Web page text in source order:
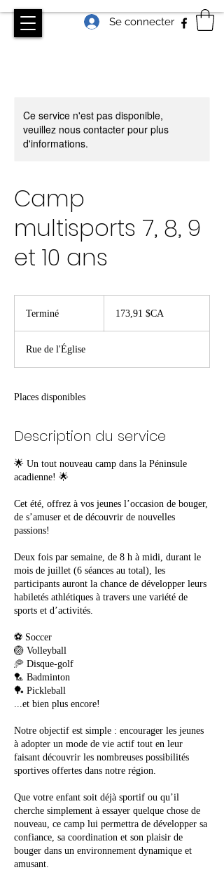
Se connecter
Ce service n'est pas disponible,
veuillez nous contacter pour plus
d'informations.
Camp
multisports 7, 8, 9
et 10 ans
Terminé
m
i
é
canadiens
173,91 $CA
Rue de l'Église
Places disponibles
Description du service
🌟 Un tout nouveau camp dans la Péninsule
acadienne! 🌟
Cet été, offrez à vos jeunes l’occasion de bouger,
de s’amuser et de découvrir de nouvelles
passions!
Deux fois par semaine, de 8 h à midi, durant le
mois de juillet (6 séances au total), les
participants auront la chance de développer leurs
habiletés athlétiques à travers une variété de
sports et d’activités.
⚽ Soccer
🏐 Volleyball
🥏 Disque-golf
🏸 Badminton
🏓 Pickleball
...et bien plus encore!
Notre objectif est simple : encourager les jeunes
à adopter un mode de vie actif tout en leur
faisant découvrir les nombreuses possibilités
sportives offertes dans notre région.
Que votre enfant soit déjà sportif ou qu’il
cherche simplement à essayer quelque chose de
nouveau, ce camp lui permettra de développer sa
confiance, sa coordination et son plaisir de
bouger dans un environnement dynamique et
amusant.